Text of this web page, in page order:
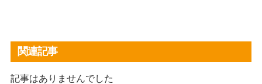
関連記事
記事はありませんでした